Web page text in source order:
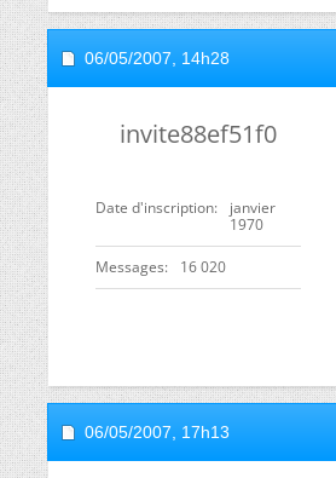
06/05/2007, 14h28
invite88ef51f0
Date d'inscription
janvier
1970
Messages 16 020
06/05/2007, 17h13